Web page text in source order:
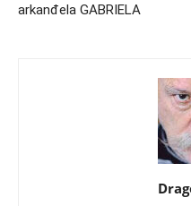
arkanđela GABRIELA